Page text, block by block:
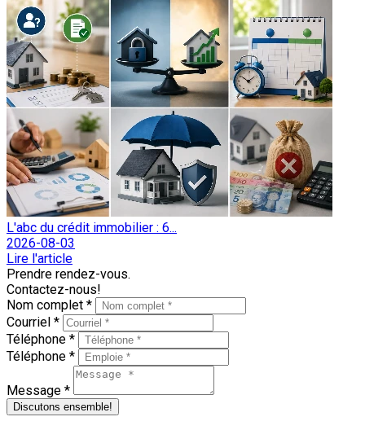
L'abc du crédit immobilier : 6...
2026-08-03
Lire l'article
Prendre rendez-vous.
Contactez-nous!
Nom complet *
Courriel *
Téléphone *
Téléphone *
Message *
Discutons ensemble!